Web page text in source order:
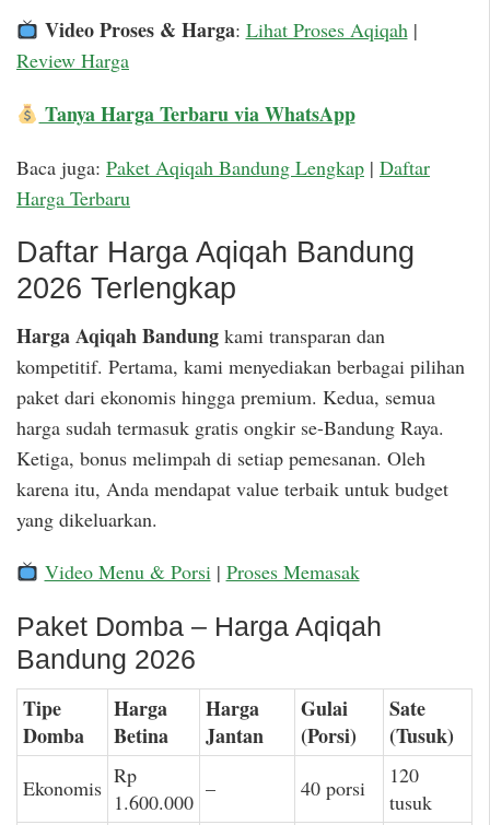
Video Proses & Harga: Lihat Proses Aqiqah|
Review Harga
Tanya Harga Terbaru via WhatsApp
Baca juga: Paket Aqiqah Bandung Lengkap | Daftar
Harga Terbaru
Daftar Harga Aqiqah Bandung
2026 Terlengkap
Harga Aqiqah Bandung kami transparan dan
kompetitif. Pertama, kami menyediakan berbagai pilihan
paket dari ekonomis hingga premium. Kedua, semua
harga sudah termasuk gratis ongkir se-Bandung Raya.
Ketiga, bonus melimpah di setiap pemesanan. Oleh
karena itu, Anda mendapat value terbaik untuk budget
yang dikeluarkan.
Video Menu & Porsi| Proses Memasak
Paket Domba – Harga Aqiqah
Bandung 2026
Tipe
Domba
Harga
Betina
Harga
Jantan
Gulai
(Porsi)
Sate
(Tusuk)
Ekonomis Rp
1.600.000
– 40 porsi
120
tusuk